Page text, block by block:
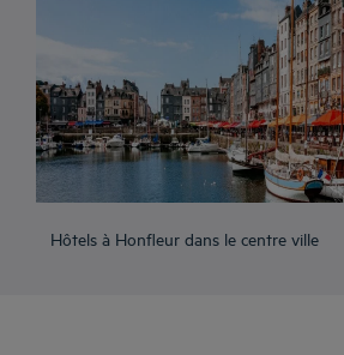
Hôtels à Honfleur dans le centre ville